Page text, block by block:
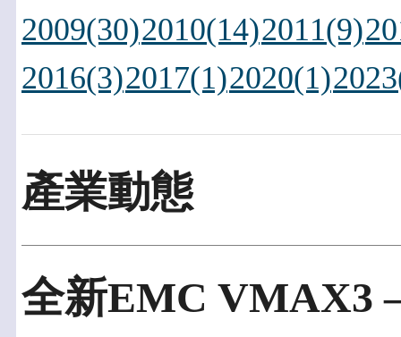
2009(30)2010(14)2011(9)
2016(3)2017(1)2020(1)
產業動態
全新EMC VMAX3